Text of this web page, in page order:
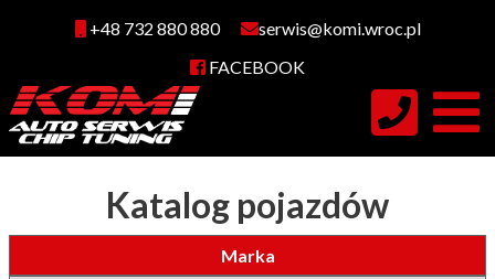
+48 732 880 880
serwis@komi.wroc.pl
FACEBOOK
Katalog pojazdów
Marka